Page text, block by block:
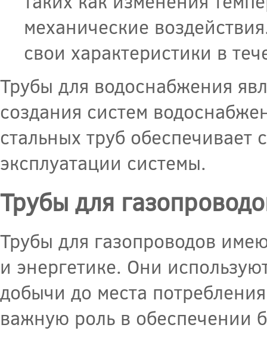
механические
свои характеристики в
Трубы для водоснабжения
создания систем
стальных труб обеспечивает
эксплуатации системы.
Трубы для
Трубы для газопроводов
и энергетике. Они
добычи до места
важную роль в обеспечении